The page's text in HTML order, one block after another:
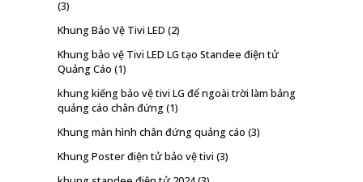
(3)
Khung Bảo Vệ Tivi LED (2)
Khung bảo vệ Tivi LED LG tạo Standee điện tử
Quảng Cáo (1)
khung kiếng bảo vệ tivi LG để ngoài trời làm bảng
quảng cáo chân đứng(1)
Khung màn hình chân đứng quảng cáo (3)
Khung Poster điện tử bảo vệ tivi (3)